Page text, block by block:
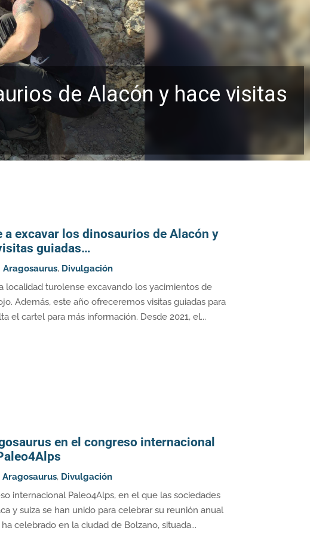
de Alacón y hace visitas
a excavar los dinosaurios de Alacón y
guiadas…
Aragosaurus, Divulgación
localidad turolense excavando los yacimientos de
Además, este año ofreceremos visitas guiadas para
el cartel para más información. Desde 2021, el...
en el congreso internacional
Aragosaurus, Divulgación
internacional Paleo4Alps, en el que las sociedades
y suiza se han unido para celebrar su reunión anual
celebrado en la ciudad de Bolzano, situada...